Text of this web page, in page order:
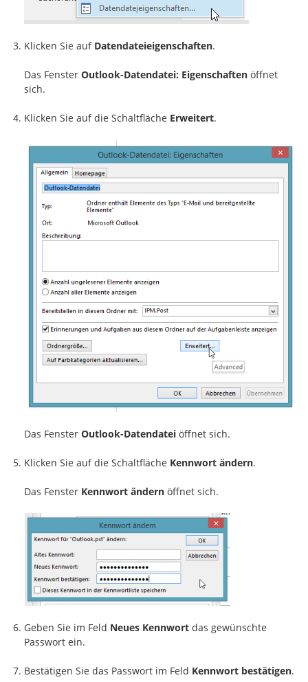
Klicken Sie auf Datendateieigenschaften.
Das Fenster Outlook-Datendatei: Eigenschaften öffnet
sich.
Klicken Sie auf die Schaltfläche Erweitert.
Das Fenster Outlook-Datendatei öffnet sich.
Klicken Sie auf die Schaltfläche Kennwort ändern.
Das Fenster Kennwort ändern öffnet sich.
Geben Sie im Feld Neues Kennwort das gewünschte
Passwort ein.
Bestätigen Sie das Passwort im Feld Kennwort bestätigen.